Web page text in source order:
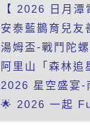
【 2026 日月
安泰藍鵲育兒
湯姆盃-戰鬥陀
阿里山「森林
2026 星空盛宴-
🌟 2026 一起